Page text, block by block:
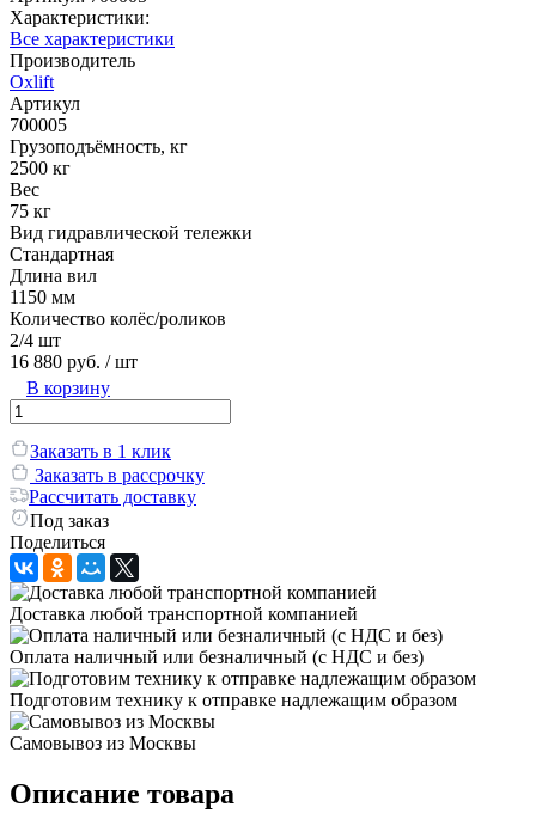
Характеристики:
Все характеристики
Производитель
Oxlift
Артикул
700005
Грузоподъёмность, кг
2500 кг
Вес
75 кг
Вид гидравлической тележки
Стандартная
Длина вил
1150 мм
Количество колёс/роликов
2/4 шт
16 880 руб. / шт
В корзину
Заказать в 1 клик
Заказать в рассрочку
Рассчитать доставку
Под заказ
Поделиться
Доставка любой транспортной компанией
Оплата наличный или безналичный (с НДС и без)
Подготовим технику к отправке надлежащим образом
Самовывоз из Москвы
Описание товара